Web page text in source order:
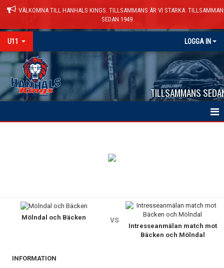
VÄLKOMNA TILL HANHALS KINGS. TILLSAMMANS ÄR VI STARKA.
SEDAN 1949
U11 LOGGA IN
TILLSAMMANS
KONTAKTMölndal och Bäcken vs
Intresseanmälan match mot
Bäcken och Mölndal
INFORMATION